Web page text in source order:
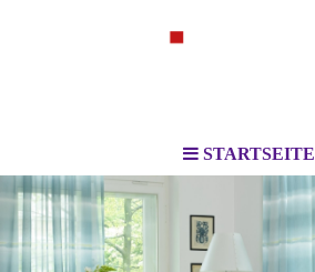
STARTSEITE